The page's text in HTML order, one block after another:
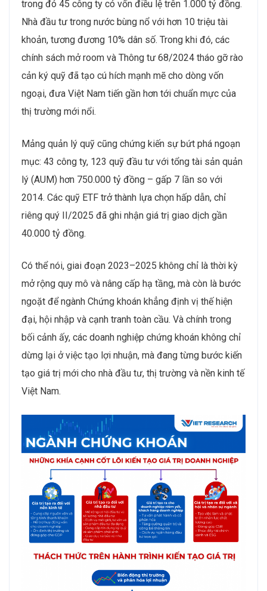
trong đó 45 công ty có vốn điều lệ trên 1.000 tỷ đồng.
Nhà đầu tư trong nước bùng nổ với hơn 10 triệu tài
khoản, tương đương 10% dân số. Trong khi đó, các
chính sách mở room và Thông tư 68/2024 tháo gỡ rào
cản ký quỹ đã tạo cú hích mạnh mẽ cho dòng vốn
ngoại, đưa Việt Nam tiến gần hơn tới chuẩn mực của
thị trường mới nổi.
Mảng quản lý quỹ cũng chứng kiến sự bứt phá ngoạn
mục: 43 công ty, 123 quỹ đầu tư với tổng tài sản quản
lý (AUM) hơn 750.000 tỷ đồng – gấp 7 lần so với
2014. Các quỹ ETF trở thành lựa chọn hấp dẫn, chỉ
riêng quý II/2025 đã ghi nhận giá trị giao dịch gần
40.000 tỷ đồng.
Có thể nói, giai đoạn 2023–2025 không chỉ là thời kỳ
mở rộng quy mô và nâng cấp hạ tầng, mà còn là bước
ngoặt để ngành Chứng khoán khẳng định vị thế hiện
đại, hội nhập và cạnh tranh toàn cầu. Và chính trong
bối cảnh ấy, các doanh nghiệp chứng khoán không chỉ
dừng lại ở việc tạo lợi nhuận, mà đang từng bước kiến
tạo giá trị mới cho nhà đầu tư, thị trường và nền kinh tế
Việt Nam.